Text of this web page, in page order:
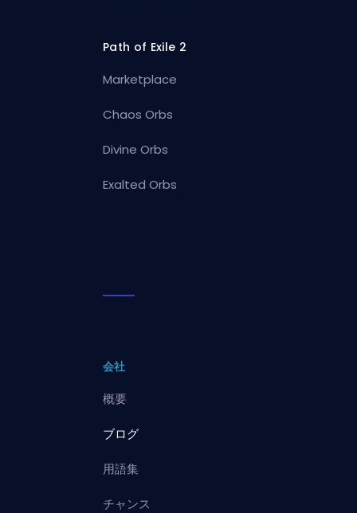
Path of Exile 2
Marketplace
Chaos Orbs
Divine Orbs
Exalted Orbs
会社
概要
ブログ
用語集
チャンス